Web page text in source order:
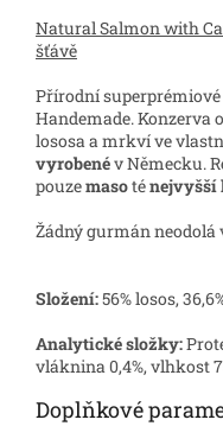
Natural Salmon with
šťávě
Přírodní
Handemade. Konzerva
lososa a mrkví ve
vyrobenév Německu.
pouzemasoté
Žádný gurmán neodolá
Složení:56% losos,
Analytické složky:
vláknina 0,4%, vlhkost
Doplňkové